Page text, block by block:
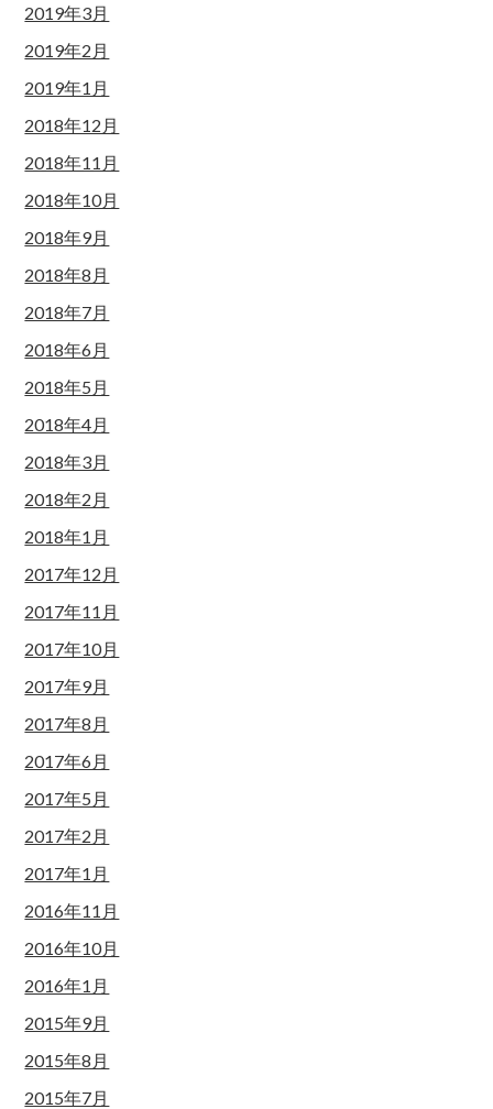
2019年3月
2019年2月
2019年1月
2018年12月
2018年11月
2018年10月
2018年9月
2018年8月
2018年7月
2018年6月
2018年5月
2018年4月
2018年3月
2018年2月
2018年1月
2017年12月
2017年11月
2017年10月
2017年9月
2017年8月
2017年6月
2017年5月
2017年2月
2017年1月
2016年11月
2016年10月
2016年1月
2015年9月
2015年8月
2015年7月